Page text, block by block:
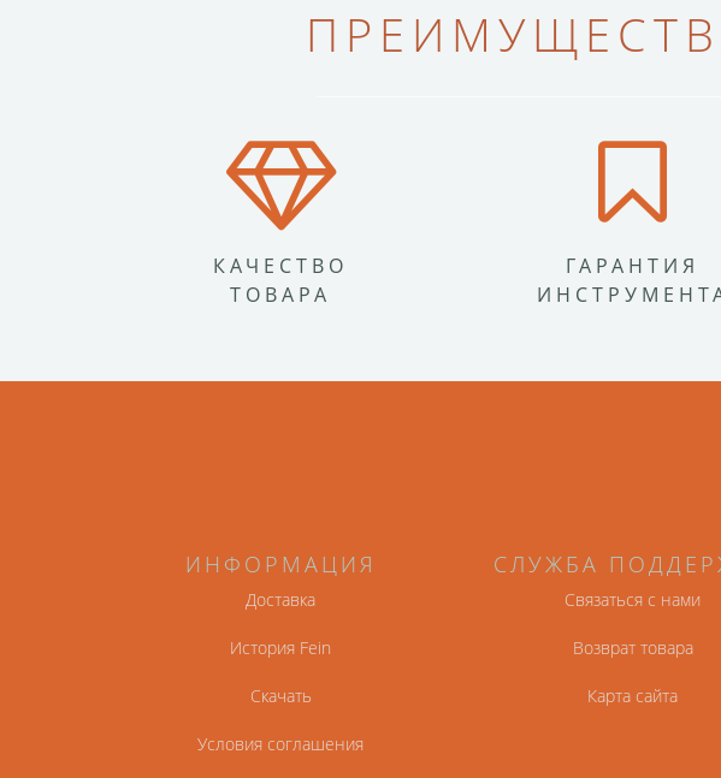
КАЧЕСТВО
ТОВАРА
ГАРАНТИЯ
ИНФОРМАЦИЯ
Доставка
История Fein
Скачать
Условия соглашения
СЛУЖБА
Связаться с нами
Возврат товара
Карта сайта